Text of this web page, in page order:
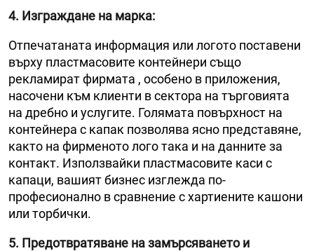
4. Изграждане на марка:
Отпечатаната информация или логото поставени
върху пластмасовите контейнери също
рекламират фирмата , особено в приложения,
насочени към клиенти в сектора на търговията
на дребно и услугите. Голямата повърхност на
контейнера с капак позволява ясно представяне,
както на фирменото лого така и на данните за
контакт. Използвайки пластмасовите каси с
капаци, вашият бизнес изглежда по-
професионално в сравнение с хартиените кашони
или торбички.
5. Предотвратяване на замърсяването и